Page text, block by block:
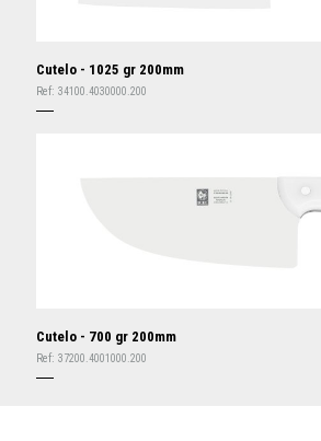
Cutelo - 1025 gr 200mm
Ref: 34100.4030000.200
Cutelo - 700 gr 200mm
Ref: 37200.4001000.200